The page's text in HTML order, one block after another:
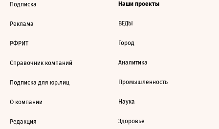
Подписка
Реклама
РФРИТ
Справочник компаний
Подписка для юр.лиц
О компании
Редакция
Наши проекты
ВЕДЫ
Город
Аналитика
Промышленность
Наука
Здоровье